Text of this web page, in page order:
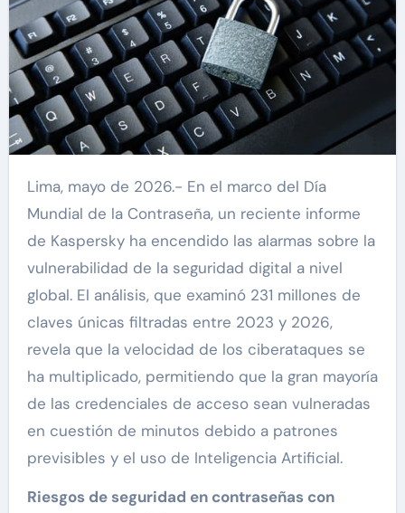
Lima, mayo de 2026.- En el marco del Día
Mundial de la Contraseña, un reciente informe
de Kaspersky ha encendido las alarmas sobre la
vulnerabilidad de la seguridad digital a nivel
global. El análisis, que examinó 231 millones de
claves únicas filtradas entre 2023 y 2026,
revela que la velocidad de los ciberataques se
ha multiplicado, permitiendo que la gran mayoría
de las credenciales de acceso sean vulneradas
en cuestión de minutos debido a patrones
previsibles y el uso de Inteligencia Artificial.
Riesgos de seguridad en contraseñas con